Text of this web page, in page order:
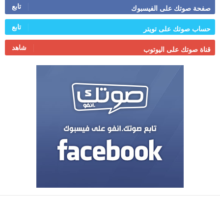
صفحة صوتك على الفيسبوك تابع
حساب صوتك على تويتر تابع
قناة صوتك على اليوتوب شاهد